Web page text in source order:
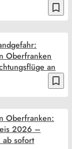
bookmark_border
bookmark_border
Oberfranken
an
Oberfranken:
2026 –
ab sofort